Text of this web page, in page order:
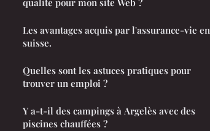
Les avantages acquis par l'assurance-vie en
suisse.
Quelles sont les astuces pratiques pour
trouver un emploi ?
Y a-t-il des campings à Argelès avec des
piscines chauffées ?